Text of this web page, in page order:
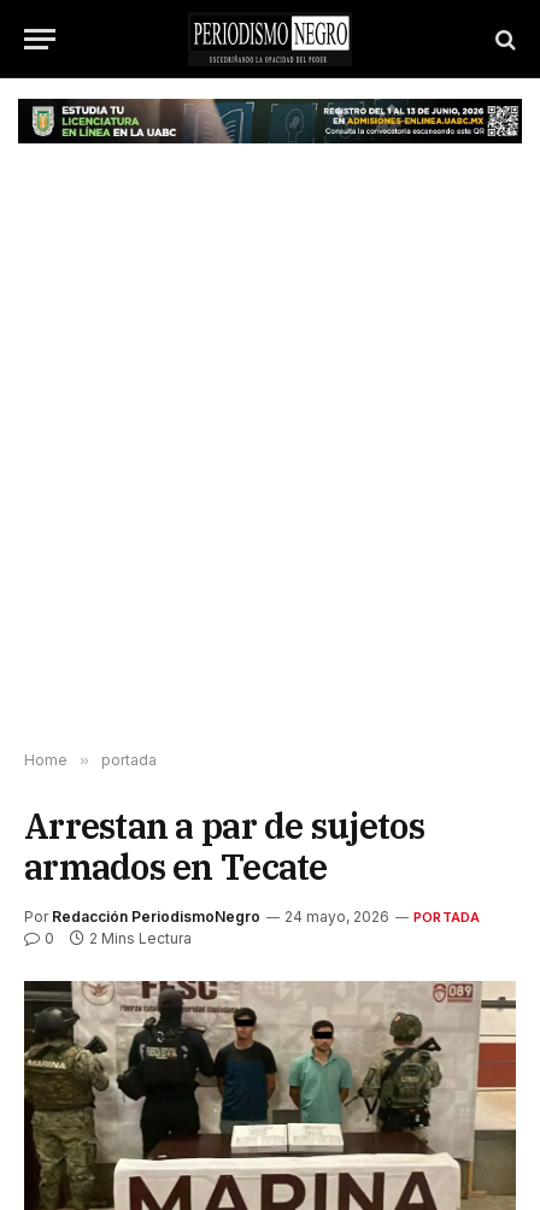
Home » portada
Arrestan a par de sujetos
armados en Tecate
Por Redacción PeriodismoNegro 24 mayo, 2026 PORTADA
0 2 Mins Lectura